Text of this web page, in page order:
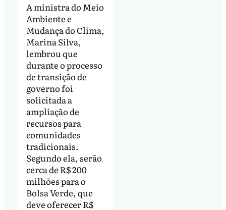
A ministra do Meio
Ambiente e
Mudança do Clima,
Marina Silva,
lembrou que
durante o processo
de transição de
governo foi
solicitada a
ampliação de
recursos para
comunidades
tradicionais.
Segundo ela, serão
cerca de R$ 200
milhões para o
Bolsa Verde, que
deve oferecer R$